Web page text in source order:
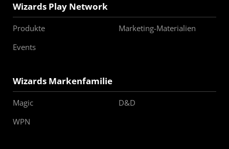
Wizards Play Network
Produkte
Marketing-Materialien
Events
Wizards Markenfamilie
Magic
D&D
WPN